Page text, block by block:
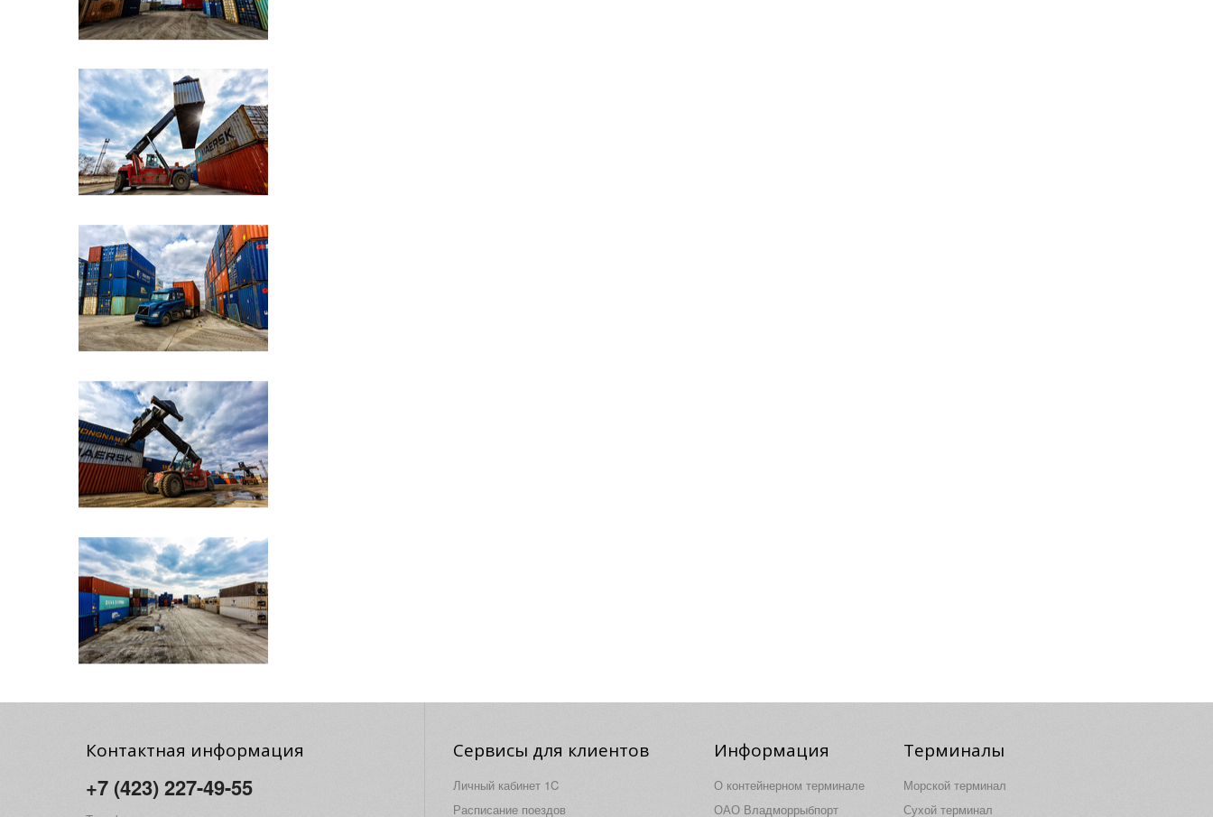
Контактная информация
+7 (423) 227-49-55
Сервисы для клиентов
Личный кабинет 1C
Расписание поездов
Информация
О контейнерном терминале
ОАО Владморрыбпорт
Терминалы
Морской терминал
Сухой терминал